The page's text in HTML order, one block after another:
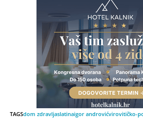
TAGSdom zdravljaslatinaigor androvićvirovitičko-